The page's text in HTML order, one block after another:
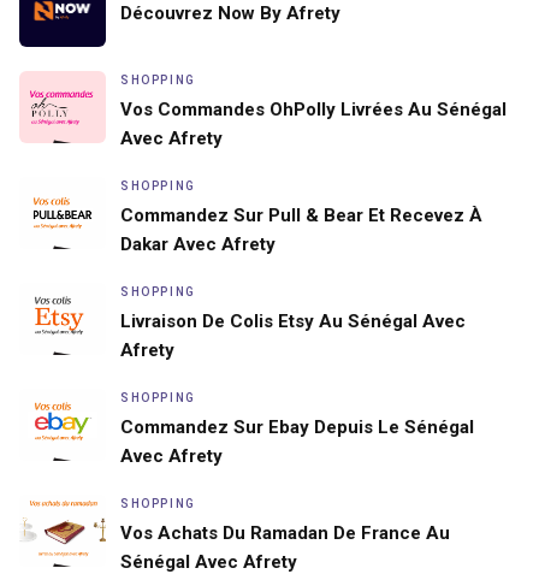
Découvrez Now By Afrety
SHOPPING
Vos Commandes OhPolly Livrées Au Sénégal
Avec Afrety
SHOPPING
Commandez Sur Pull & Bear Et Recevez À
Dakar Avec Afrety
SHOPPING
Livraison De Colis Etsy Au Sénégal Avec
Afrety
SHOPPING
Commandez Sur Ebay Depuis Le Sénégal
Avec Afrety
SHOPPING
Vos Achats Du Ramadan De France Au
Sénégal Avec Afrety